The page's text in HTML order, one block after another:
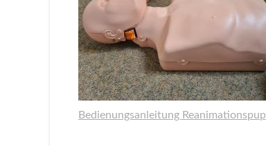
Bedienungsanleitung